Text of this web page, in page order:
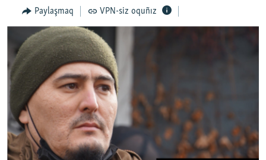
İNSAN AQLARI
VİDEO
SÜRET
BLOGLAR
FİKİR
Русский
Українською
Paylaşmaq VPN-siz oquñız